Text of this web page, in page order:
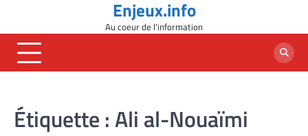
content
Enjeux.info
Au coeur de l'information
Étiquette :Ali al-Nouaïmi